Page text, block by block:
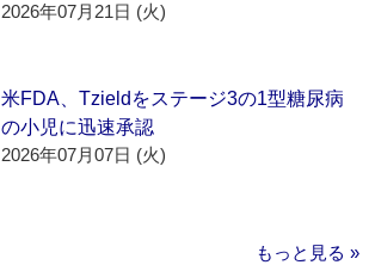
2026年07月21日 (火)
米FDA、Tzieldをステージ3の1型糖尿病
の小児に迅速承認
2026年07月07日 (火)
もっと見る »